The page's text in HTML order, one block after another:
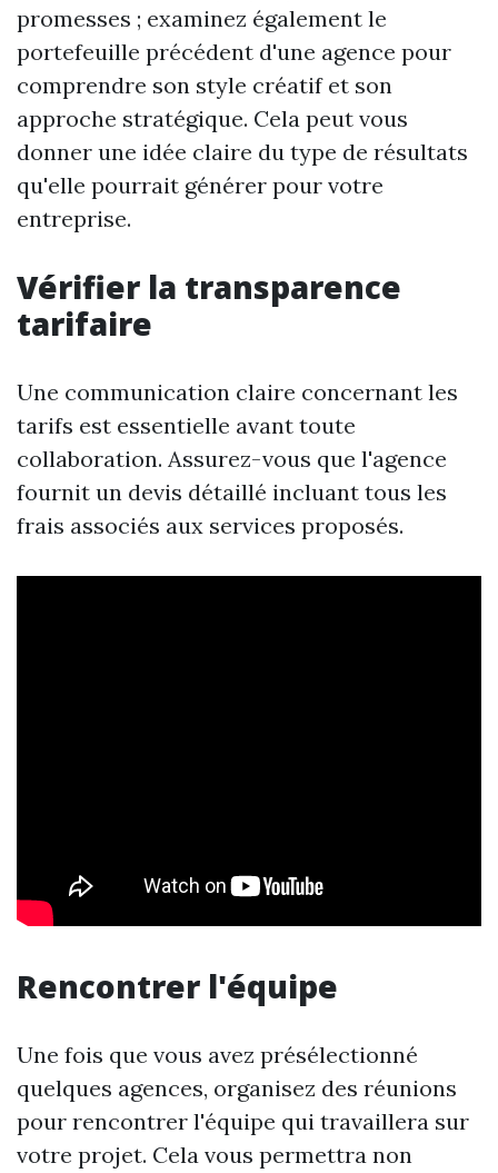
promesses ; examinez également le
portefeuille précédent d'une agence pour
comprendre son style créatif et son
approche stratégique. Cela peut vous
donner une idée claire du type de résultats
qu'elle pourrait générer pour votre
entreprise.
Vérifier la transparence
tarifaire
Une communication claire concernant les
tarifs est essentielle avant toute
collaboration. Assurez-vous que l'agence
fournit un devis détaillé incluant tous les
frais associés aux services proposés.
Rencontrer l'équipe
Une fois que vous avez présélectionné
quelques agences, organisez des réunions
pour rencontrer l'équipe qui travaillera sur
votre projet. Cela vous permettra non